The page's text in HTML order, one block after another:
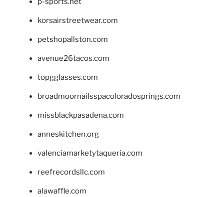
korsairstreetwear.com
petshopallston.com
avenue26tacos.com
topgglasses.com
broadmoornailsspacoloradosprings.com
missblackpasadena.com
anneskitchen.org
valenciamarketytaqueria.com
reefrecordsllc.com
alawaffle.com